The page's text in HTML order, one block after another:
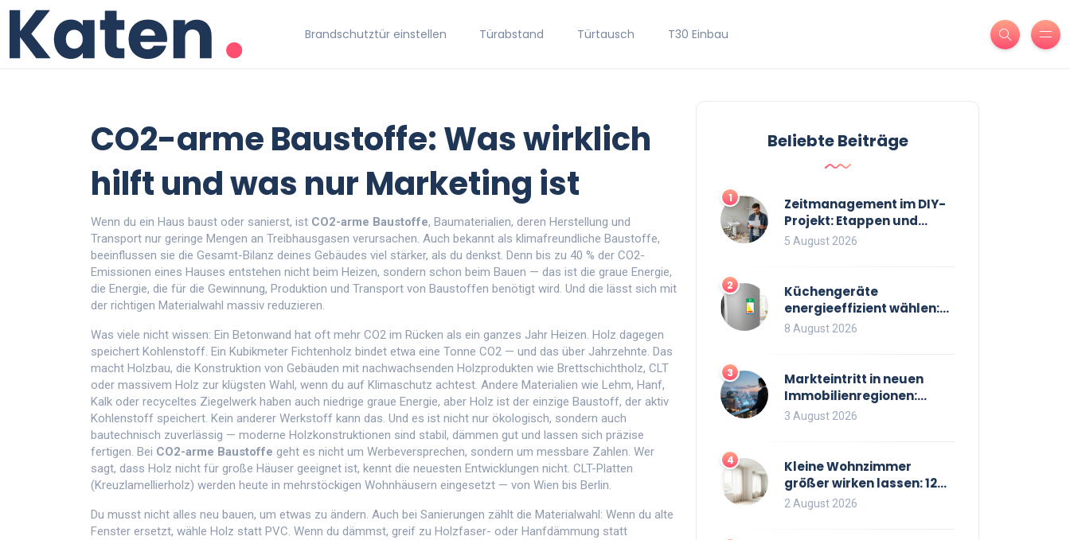
Brandschutztür einstellen Türabstand Türtausch T30 Einbau
CO2-arme Baustoffe: Was wirklich
hilft und was nur Marketing ist
Wenn du ein Haus baust oder sanierst, ist CO2-arme Baustoffe, Baumaterialien, deren Herstellung und
Transport nur geringe Mengen an Treibhausgasen verursachen. Auch bekannt als klimafreundliche Baustoffe,
beeinflussen sie die Gesamt-Bilanz deines Gebäudes viel stärker, als du denkst. Denn bis zu 40 % der CO2-
Emissionen eines Hauses entstehen nicht beim Heizen, sondern schon beim Bauen — das ist die graue Energie,
die Energie, die für die Gewinnung, Produktion und Transport von Baustoffen benötigt wird. Und die lässt sich mit
der richtigen Materialwahl massiv reduzieren.
Was viele nicht wissen: Ein Betonwand hat oft mehr CO2 im Rücken als ein ganzes Jahr Heizen. Holz dagegen
speichert Kohlenstoff. Ein Kubikmeter Fichtenholz bindet etwa eine Tonne CO2 — und das über Jahrzehnte. Das
macht Holzbau, die Konstruktion von Gebäuden mit nachwachsenden Holzprodukten wie Brettschichtholz, CLT
oder massivem Holz zur klügsten Wahl, wenn du auf Klimaschutz achtest. Andere Materialien wie Lehm, Hanf,
Kalk oder recyceltes Ziegelwerk haben auch niedrige graue Energie, aber Holz ist der einzige Baustoff, der aktiv
Kohlenstoff speichert. Kein anderer Werkstoff kann das. Und es ist nicht nur ökologisch, sondern auch
bautechnisch zuverlässig — moderne Holzkonstruktionen sind stabil, dämmen gut und lassen sich präzise
fertigen. Bei CO2-arme Baustoffe geht es nicht um Werbeversprechen, sondern um messbare Zahlen. Wer
sagt, dass Holz nicht für große Häuser geeignet ist, kennt die neuesten Entwicklungen nicht. CLT-Platten
(Kreuzlamellierholz) werden heute in mehrstöckigen Wohnhäusern eingesetzt — von Wien bis Berlin.
Du musst nicht alles neu bauen, um etwas zu ändern. Auch bei Sanierungen zählt die Materialwahl: Wenn du alte
Fenster ersetzt, wähle Holz statt PVC. Wenn du dämmst, greif zu Holzfaser- oder Hanfdämmung statt
Beliebte Beiträge
1
Zeitmanagement im DIY-
Projekt: Etappen und
Puffer richtig planen
5 August 2026
2
Küchengeräte
energieeffizient wählen:
Labels, Verbrauch und
8 August 2026
3
Markteintritt in neuen
Immobilienregionen:
Strategien, Risiken und
3 August 2026
4
Kleine Wohnzimmer
größer wirken lassen: 12
bewährte Tricks für mehr
2 August 2026